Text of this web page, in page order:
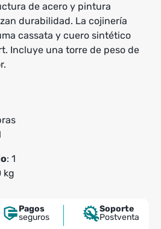
de acero y pintura
durabilidad. La cojinería
cassata y cuero sintético
Incluye una torre de peso de
: 1
kg
Pagos
seguros
Soporte
Postventa